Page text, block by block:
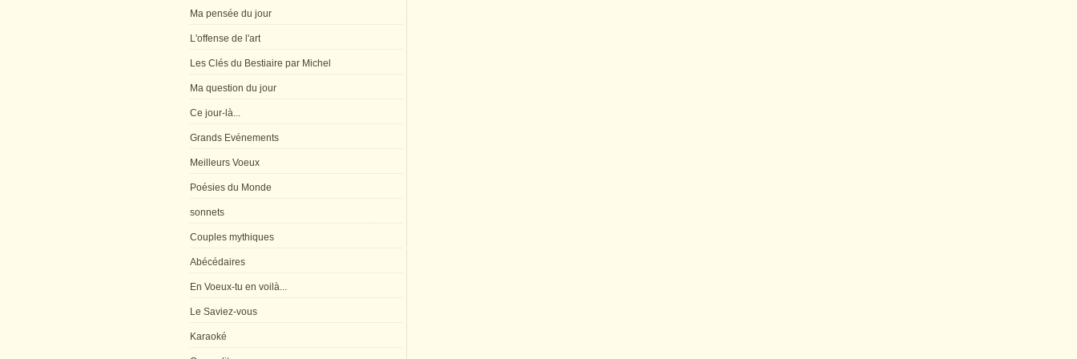
Ma pensée du jour
L'offense de l'art
Les Clés du Bestiaire par Michel
Ma question du jour
Ce jour-là...
Grands Evénements
Meilleurs Voeux
Poésies du Monde
sonnets
Couples mythiques
Abécédaires
En Voeux-tu en voilà...
Le Saviez-vous
Karaoké